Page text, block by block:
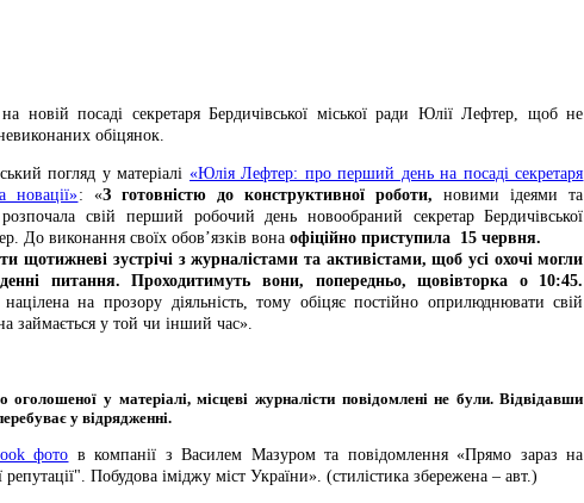
посаді секретаря Бердичівської міської ради Юлії Лефтер, щоб не
обіцянок.
погляд у матеріалі «Юлія Лефтер: про перший день на посаді секретаря
новації»: «З готовністю до конструктивної роботи, новими ідеями та
свій перший робочий день новообраний секретар Бердичівської
До виконання своїх обов’язків вона офіційно приступила 15 червня.
щотижневі зустрічі з журналістами та активістами, щоб усі охочі могли
питання. Проходитимуть вони, попередньо, щовівторка о 10:45.
на прозору діяльність, тому обіцяє постійно оприлюднювати свій
займається у той чи інший час».
у матеріалі, місцеві журналісти повідомлені не були. Відвідавши
у відрядженні.
фото в компанії з Василем Мазуром та повідомлення «Прямо зараз на
Побудова іміджу міст України». (стилістика збережена – авт.)